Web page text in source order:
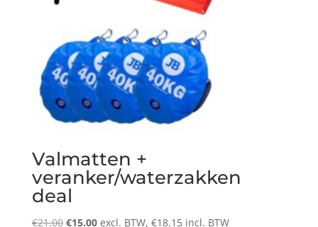
Valmatten +
veranker/waterzakken
deal
€21.00 Oorspronkelijke
€15.00Huidige
excl. BTW, €18.15incl. BTW